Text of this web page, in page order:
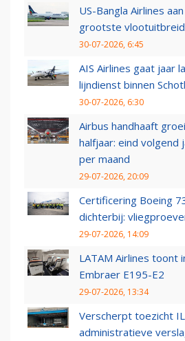
US-Bangla Airlines
grootste
30-07-2026, 6:45
AIS Airlines gaat jaar
lijndienst binnen
30-07-2026, 6:30
Airbus handhaaft
halfjaar: eind volgend
per maand
29-07-2026, 20:09
Certificering Boeing
dichterbij:
29-07-2026, 14:09
LATAM Airlines toont
Embraer E195-E2
29-07-2026, 13:34
Verscherpt toezicht
administratieve